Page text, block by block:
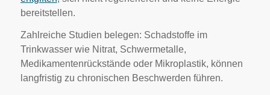
bereitstellen.
Zahlreiche Studien belegen: Schadstoffe im
Trinkwasser wie Nitrat, Schwermetalle,
Medikamentenrückstände oder Mikroplastik, können
langfristig zu chronischen Beschwerden führen.